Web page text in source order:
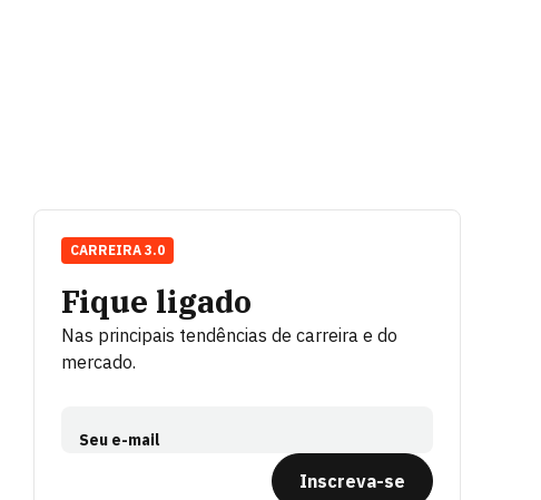
Fique ligado
Nas principais tendências de carreira e do
mercado.
Seu e-mail
Inscreva-se
CARREIRA 3.0